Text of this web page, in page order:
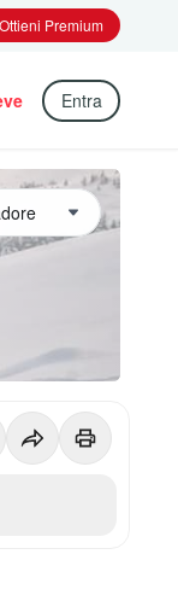
Ottieni Premium
Entra